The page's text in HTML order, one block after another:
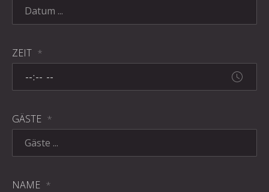
ZEIT *
GÄSTE *
NAME *